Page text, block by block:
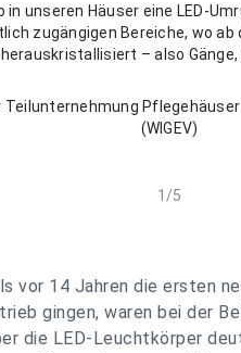
in unseren Häuser eine LED-
zugängigen Bereiche, wo ab
– also
(WIGEV)
1/5
vor 14 Jahren die ersten
gingen, waren bei der
die LED-Leuchtkörper